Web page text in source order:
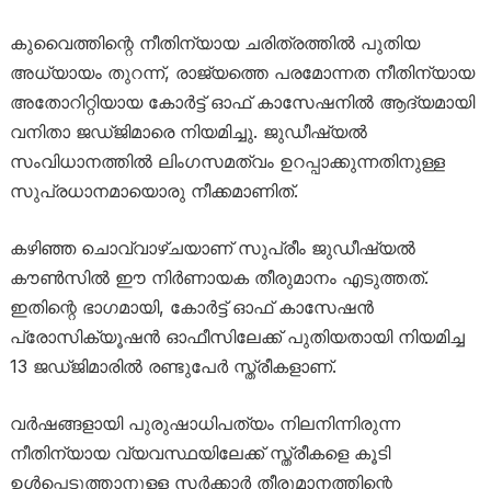
കുവൈത്തിന്റെ നീതിന്യായ ചരിത്രത്തിൽ പുതിയ
അധ്യായം തുറന്ന്, രാജ്യത്തെ പരമോന്നത നീതിന്യായ
അതോറിറ്റിയായ കോർട്ട് ഓഫ് കാസേഷനിൽ ആദ്യമായി
വനിതാ ജഡ്ജിമാരെ നിയമിച്ചു. ജുഡീഷ്യൽ
സംവിധാനത്തിൽ ലിംഗസമത്വം ഉറപ്പാക്കുന്നതിനുള്ള
സുപ്രധാനമായൊരു നീക്കമാണിത്.
കഴിഞ്ഞ ചൊവ്വാഴ്ചയാണ് സുപ്രീം ജുഡീഷ്യൽ
കൗൺസിൽ ഈ നിർണായക തീരുമാനം എടുത്തത്.
ഇതിന്റെ ഭാഗമായി, കോർട്ട് ഓഫ് കാസേഷൻ
പ്രോസിക്യൂഷൻ ഓഫീസിലേക്ക് പുതിയതായി നിയമിച്ച
13 ജഡ്ജിമാരിൽ രണ്ടുപേർ സ്ത്രീകളാണ്.
വർഷങ്ങളായി പുരുഷാധിപത്യം നിലനിന്നിരുന്ന
നീതിന്യായ വ്യവസ്ഥയിലേക്ക് സ്ത്രീകളെ കൂടി
ഉൾപ്പെടുത്താനുള്ള സർക്കാർ തീരുമാനത്തിന്റെ